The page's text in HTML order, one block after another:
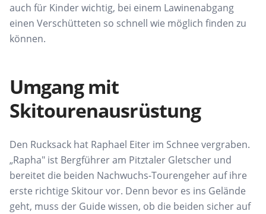
auch für Kinder wichtig, bei einem Lawinenabgang
einen Verschütteten so schnell wie möglich finden zu
können.
Umgang mit
Skitourenausrüstung
Den Rucksack hat Raphael Eiter im Schnee vergraben.
„Rapha" ist Bergführer am Pitztaler Gletscher und
bereitet die beiden Nachwuchs-Tourengeher auf ihre
erste richtige Skitour vor. Denn bevor es ins Gelände
geht, muss der Guide wissen, ob die beiden sicher auf